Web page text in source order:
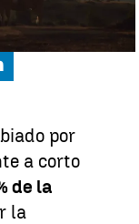
por
a corto
de la
la